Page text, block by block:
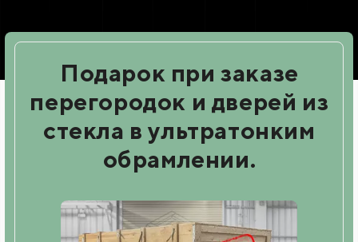
Подарок при заказе
перегородок и дверей из
стекла в ультратонким
обрамлении.